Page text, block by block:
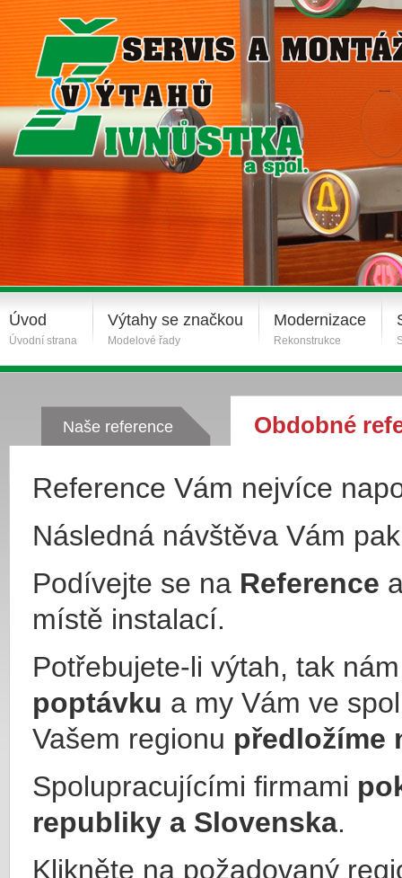
Úvod
Úvodní strana
Výtahy se značkou
Modelové řady
Modernizace
Rekonstrukce
Naše reference Obdobné
Reference Vám nejvíce
Následná návštěva Vám
Podívejte se na Reference
místě instalací.
Potřebujete-li výtah, tak
poptávku a my Vám ve
Vašem regionu předložíme
Spolupracujícími firmami
republiky a Slovenska.
Klikněte na požadovaný